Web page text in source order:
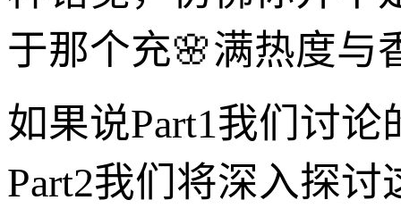
于那个充🌸满热度与
如果说Part1我们讨
Part2我们将深入探